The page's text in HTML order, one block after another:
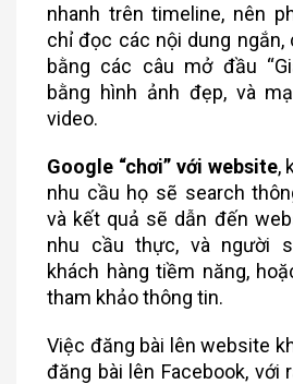
nhanh trên timeline, nên
chỉ đọc các nội dung
bằng các câu mở đầu
bằng hình ảnh đẹp, và
video.
Google “chơi” với website,
nhu cầu họ sẽ search
và kết quả sẽ dẫn đến
nhu cầu thực, và người
khách hàng tiềm năng,
tham khảo thông tin.
Việc đăng bài lên website
đăng bài lên Facebook, với